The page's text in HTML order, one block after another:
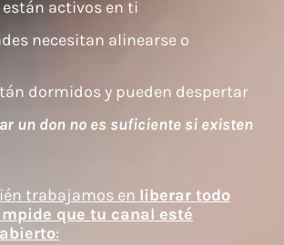
están activos en ti
necesitan alinearse o
dormidos y pueden despertar
un don no es suficiente si existen
trabajamos en liberar todo
que tu canal esté
: